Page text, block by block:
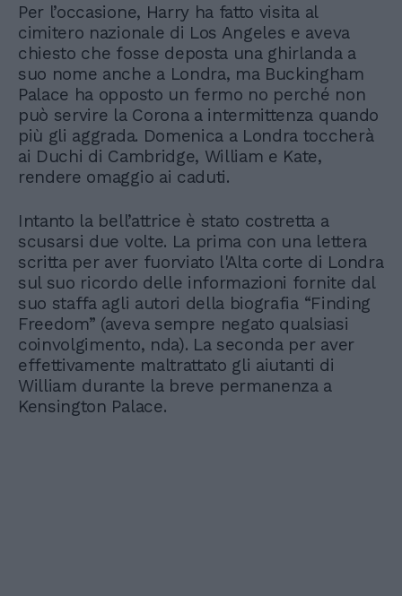
Per l’occasione, Harry ha fatto visita al
cimitero nazionale di Los Angeles e aveva
chiesto che fosse deposta una ghirlanda a
suo nome anche a Londra, ma Buckingham
Palace ha opposto un fermo no perché non
può servire la Corona a intermittenza quando
più gli aggrada. Domenica a Londra toccherà
ai Duchi di Cambridge, William e Kate,
rendere omaggio ai caduti.
Intanto la bell’attrice è stato costretta a
scusarsi due volte. La prima con una lettera
scritta per aver fuorviato l'Alta corte di Londra
sul suo ricordo delle informazioni fornite dal
suo staffa agli autori della biografia “Finding
Freedom” (aveva sempre negato qualsiasi
coinvolgimento, nda). La seconda per aver
effettivamente maltrattato gli aiutanti di
William durante la breve permanenza a
Kensington Palace.